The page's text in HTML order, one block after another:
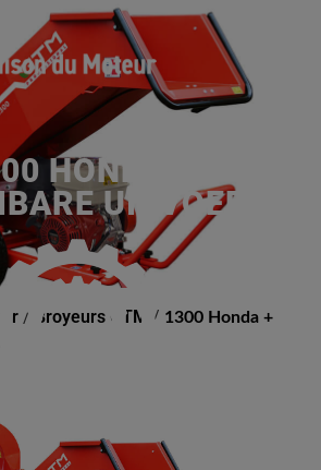
HONDA +
UITVOER
/ Broyeurs GTM / 1300 Honda +